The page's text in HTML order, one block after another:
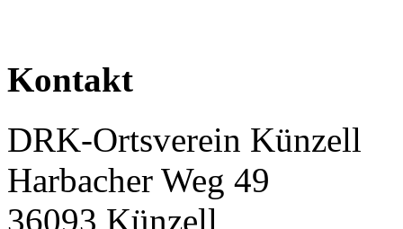
Kontakt
DRK-Ortsverein Künzell
Harbacher Weg 49
36093 Künzell